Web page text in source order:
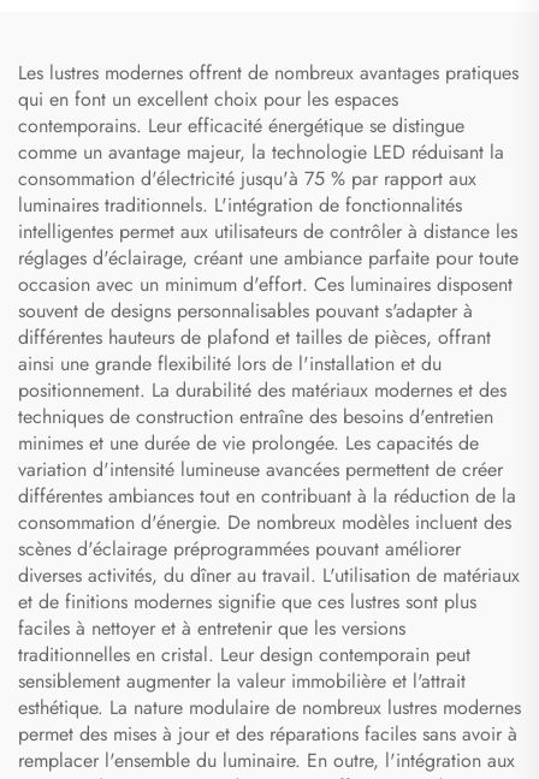
Les lustres modernes offrent de nombreux avantages pratiques
qui en font un excellent choix pour les espaces
contemporains. Leur efficacité énergétique se distingue
comme un avantage majeur, la technologie LED réduisant la
consommation d'électricité jusqu'à 75 % par rapport aux
luminaires traditionnels. L'intégration de fonctionnalités
intelligentes permet aux utilisateurs de contrôler à distance les
réglages d'éclairage, créant une ambiance parfaite pour toute
occasion avec un minimum d'effort. Ces luminaires disposent
souvent de designs personnalisables pouvant s'adapter à
différentes hauteurs de plafond et tailles de pièces, offrant
ainsi une grande flexibilité lors de l'installation et du
positionnement. La durabilité des matériaux modernes et des
techniques de construction entraîne des besoins d'entretien
minimes et une durée de vie prolongée. Les capacités de
variation d'intensité lumineuse avancées permettent de créer
différentes ambiances tout en contribuant à la réduction de la
consommation d'énergie. De nombreux modèles incluent des
scènes d'éclairage préprogrammées pouvant améliorer
diverses activités, du dîner au travail. L'utilisation de matériaux
et de finitions modernes signifie que ces lustres sont plus
faciles à nettoyer et à entretenir que les versions
traditionnelles en cristal. Leur design contemporain peut
sensiblement augmenter la valeur immobilière et l'attrait
esthétique. La nature modulaire de nombreux lustres modernes
permet des mises à jour et des réparations faciles sans avoir à
remplacer l'ensemble du luminaire. En outre, l'intégration aux